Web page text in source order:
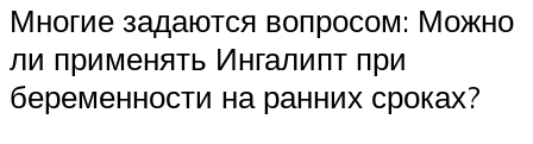
Многие задаются вопросом: Можно
ли применять Ингалипт при
беременности на ранних сроках?